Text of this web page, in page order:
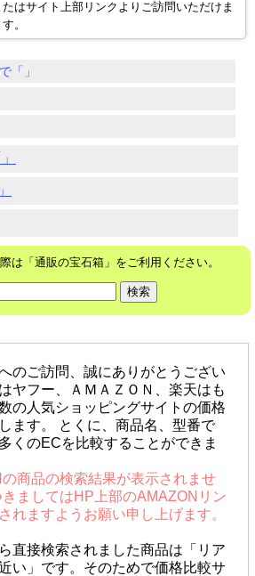
はサイト上部リンクよりご訪問いただけま
。
「」
は「通販の宝石箱」をご利用ください。
のご訪問、誠にありがとうござい
ヤフー、ＡＭＡＺＯＮ、楽天はも
の人気ショッピングサイトの価格
ます。 とくに、商品名、型番で
くのECを比較することができま
商品の検索結果が表示されませ
ましてはHP上部のAMAZONリン
れますようお願い申し上げます。
直接検索されました商品は「リア
い」です。そのためで価格比較サ